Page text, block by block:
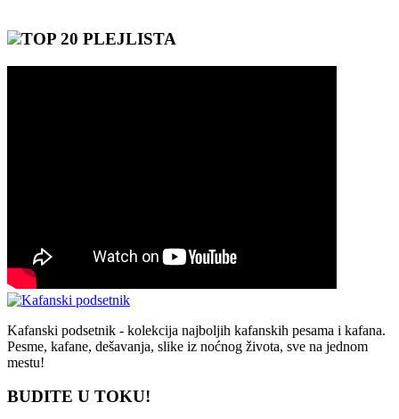
TOP 20 PLEJLISTA
Kafanski podsetnik - kolekcija najboljih kafanskih pesama i kafana.
Pesme, kafane, dešavanja, slike iz noćnog života, sve na jednom
mestu!
BUDITE U TOKU!